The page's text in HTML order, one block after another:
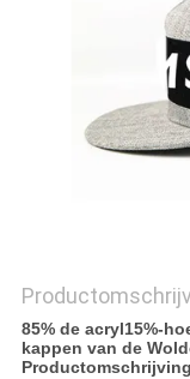
85% de acryl15%-
kappen van de
Productomschrijving